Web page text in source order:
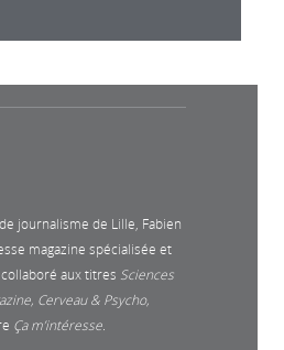
journalisme de Lille, Fabien
magazine spécialisée et
aux titres Sciences
Cerveau & Psycho,
Ça m’intéresse.